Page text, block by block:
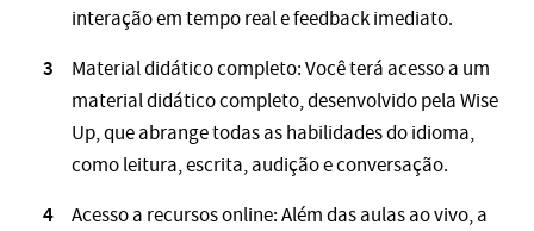
interação em tempo real e feedback imediato.
Material didático completo: Você terá acesso a um
material didático completo, desenvolvido pela Wise
Up, que abrange todas as habilidades do idioma,
como leitura, escrita, audição e conversação.
Acesso a recursos online: Além das aulas ao vivo, a